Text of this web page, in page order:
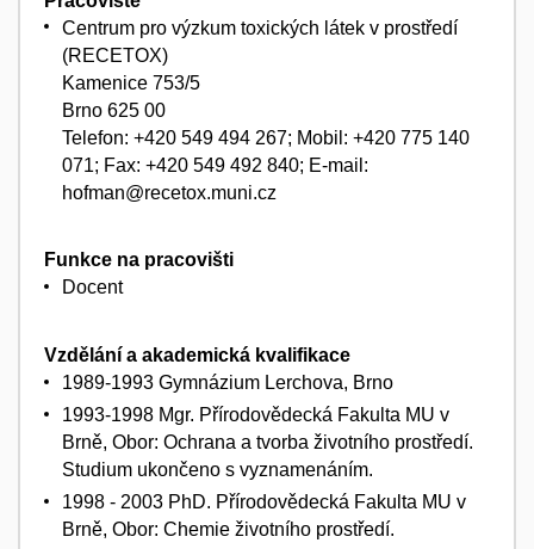
Centrum pro výzkum toxických látek v prostředí
(RECETOX)
Kamenice 753/5
Brno 625 00
Telefon: +420 549 494 267; Mobil: +420 775 140
071; Fax: +420 549 492 840; E-mail:
hofman@recetox.muni.cz
Funkce na pracovišti
Docent
Vzdělání a akademická kvalifikace
1989-1993 Gymnázium Lerchova, Brno
1993-1998 Mgr. Přírodovědecká Fakulta MU v
Brně, Obor: Ochrana a tvorba životního prostředí.
Studium ukončeno s vyznamenáním.
1998 - 2003 PhD. Přírodovědecká Fakulta MU v
Brně, Obor: Chemie životního prostředí.